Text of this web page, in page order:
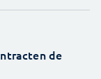
de